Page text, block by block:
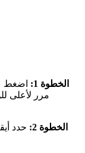
الخطوة 1:
اضغط
مرر لأعلى
الخطوة 2:
حدد